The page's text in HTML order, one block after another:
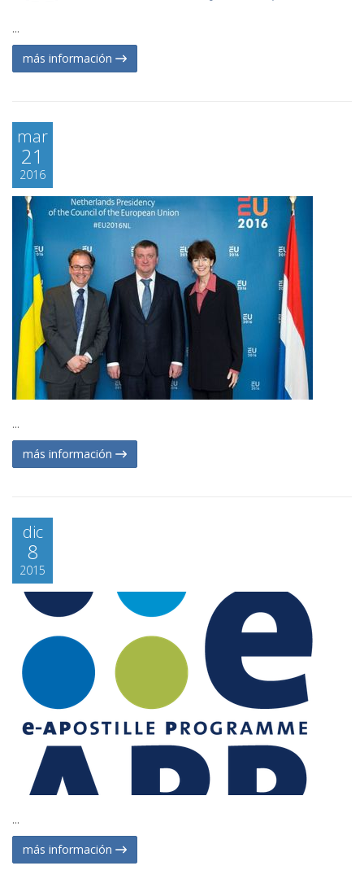
...
más información
mar
21
2016
...
más información
dic
8
2015
...
más información